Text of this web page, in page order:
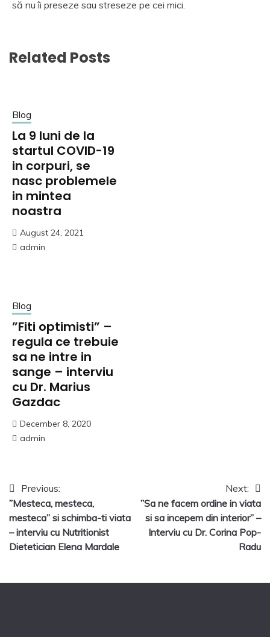
să nu îi preseze sau streseze pe cei mici.
Related Posts
Blog
La 9 luni de la
startul COVID-19
in corpuri, se
nasc problemele
in mintea
noastra
August 24, 2021
admin
Blog
”Fiti optimisti” –
regula ce trebuie
sa ne intre in
sange – interviu
cu Dr. Marius
Gazdac
December 8, 2020
admin
Post
navigation
Previous:
”Mesteca, mesteca,
mesteca” si schimba-ti viata
– interviu cu Nutritionist
Dietetician Elena Mardale
Next:
”Sa ne facem ordine in viata
si sa incepem din interior” –
Interviu cu Dr. Corina Pop-
Radu